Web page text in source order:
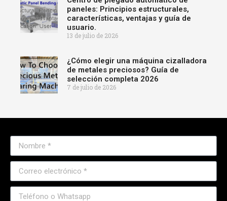
paneles: Principios estructurales,
características, ventajas y guía de
usuario.
13 de julio de 2026
¿Cómo elegir una máquina cizalladora
de metales preciosos? Guía de
selección completa 2026
7 de julio de 2026